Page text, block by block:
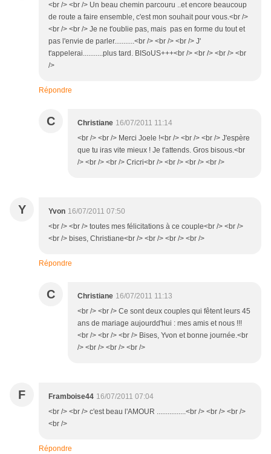
<br /> <br /> Un beau chemin parcouru ..et encore beaucoup
de route a faire ensemble, c'est mon souhait pour vous.<br />
<br /> <br /> Je ne t'oublie pas, mais pas en forme du tout et
pas l'envie de parler...........<br /> <br /> <br /> J'
t'appelerai...........plus tard. BISoUS+++<br /> <br /> <br /> <br
/>
Répondre
C Christiane 16/07/2011 11:14
<br /> <br /> Merci Joele !<br /> <br /> <br /> J'espère
que tu iras vite mieux ! Je t'attends. Gros bisous.<br
/> <br /> <br /> Cricri<br /> <br /> <br /> <br />
Y Yvon 16/07/2011 07:50
<br /> <br /> toutes mes félicitations à ce couple<br /> <br />
<br /> bises, Christiane<br /> <br /> <br /> <br />
Répondre
C Christiane 16/07/2011 11:13
<br /> <br /> Ce sont deux couples qui fêtent leurs 45
ans de mariage aujourdd'hui : mes amis et nous !!!
<br /> <br /> <br /> Bises, Yvon et bonne journée.<br
/> <br /> <br /> <br />
F Framboise44 16/07/2011 07:04
<br /> <br /> c'est beau l'AMOUR ................<br /> <br /> <br />
<br />
Répondre